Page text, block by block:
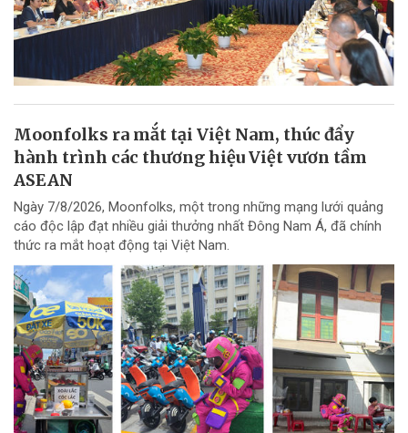
Moonfolks ra mắt tại Việt Nam, thúc đẩy
hành trình các thương hiệu Việt vươn tầm
ASEAN
Ngày 7/8/2026, Moonfolks, một trong những mạng lưới quảng
cáo độc lập đạt nhiều giải thưởng nhất Đông Nam Á, đã chính
thức ra mắt hoạt động tại Việt Nam.